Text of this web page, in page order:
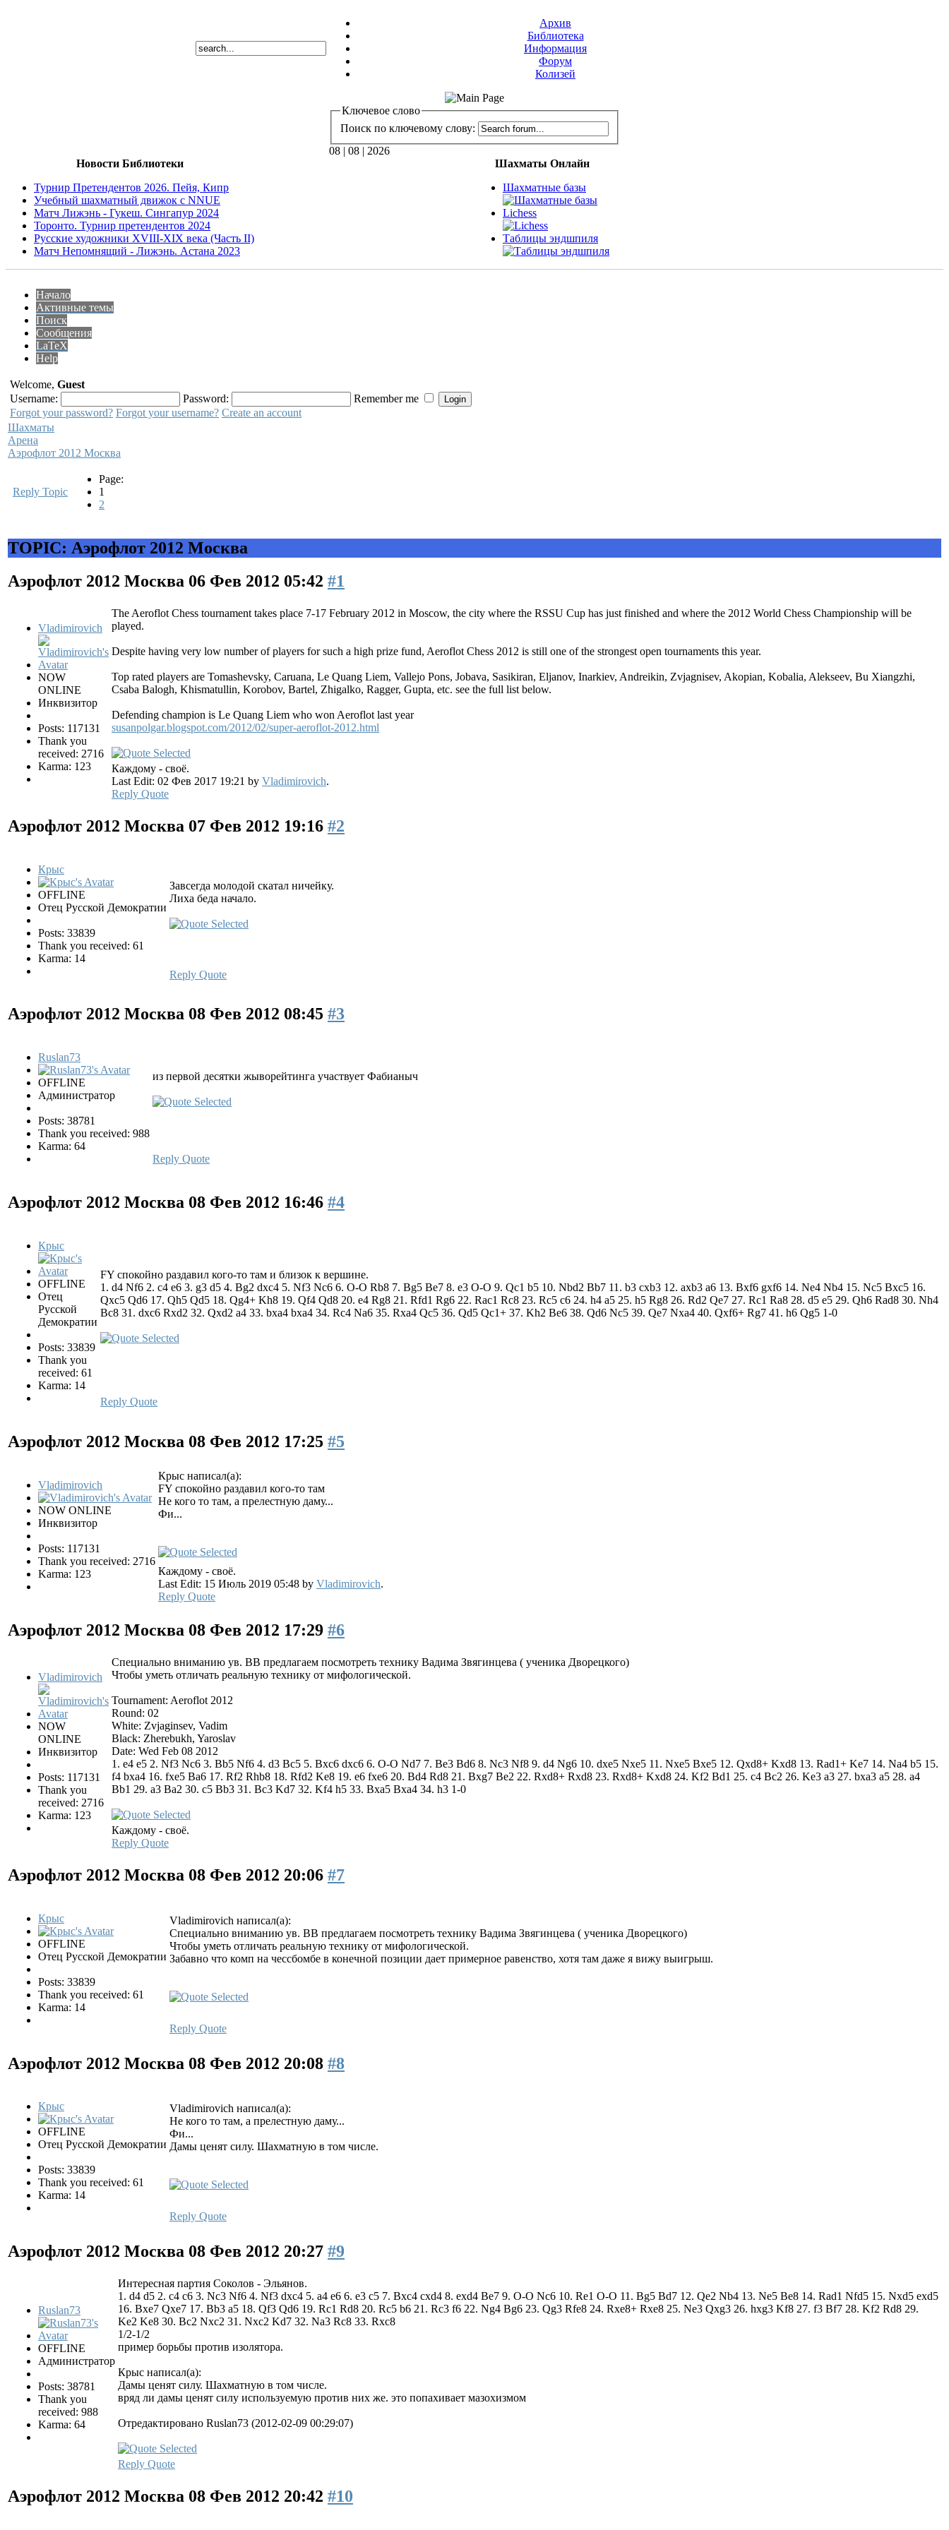
Архив
Библиотека
Информация
Форум
Колизей
Ключевое слово
Поиск по ключевому слову:
08 | 08 | 2026
Новости Библиотеки
Турнир Претендентов 2026. Пейя, Кипр
Учебный шахматный движок с NNUE
Матч Лижэнь - Гукеш. Сингапур 2024
Торонто. Турнир претендентов 2024
Русские художники XVIII-XIX века (Часть II)
Матч Непомнящий - Лижэнь. Астана 2023
Шахматы Онлайн
Шахматные базы
Lichess
Таблицы эндшпиля
Начало
Активные темы
Поиск
Сообщения
LaTeX
Help
Welcome, Guest
Username:
Password:
Remember me
Forgot your password? Forgot your username? Create an account
Шахматы
Арена
Аэрофлот 2012 Москва
Reply Topic
Page:
1
2
TOPIC: Аэрофлот 2012 Москва
Аэрофлот 2012 Москва 06 Фев 2012 05:42 #1
Vladimirovich
NOW
ONLINE
Инквизитор
Posts: 117131
Thank you
received: 2716
Karma: 123
The Aeroflot Chess tournament takes place 7-17 February 2012 in Moscow, the city where the RSSU Cup has just finished and where the 2012 World Chess Championship will be
played.
Despite having very low number of players for such a high prize fund, Aeroflot Chess 2012 is still one of the strongest open tournaments this year.
Top rated players are Tomashevsky, Caruana, Le Quang Liem, Vallejo Pons, Jobava, Sasikiran, Eljanov, Inarkiev, Andreikin, Zvjagnisev, Akopian, Kobalia, Alekseev, Bu Xiangzhi,
Csaba Balogh, Khismatullin, Korobov, Bartel, Zhigalko, Ragger, Gupta, etc. see the full list below.
Defending champion is Le Quang Liem who won Aeroflot last year
susanpolgar.blogspot.com/2012/02/super-aeroflot-2012.html
Каждому - своё.
Last Edit: 02 Фев 2017 19:21 by Vladimirovich.
Reply Quote
Аэрофлот 2012 Москва 07 Фев 2012 19:16 #2
Крыс
OFFLINE
Отец Русской Демократии
Posts: 33839
Thank you received: 61
Karma: 14
Завсегда молодой скатал ничейку.
Лиха беда начало.
Reply Quote
Аэрофлот 2012 Москва 08 Фев 2012 08:45 #3
Ruslan73
OFFLINE
Администратор
Posts: 38781
Thank you received: 988
Karma: 64
из первой десятки жыворейтинга участвует Фабианыч
Reply Quote
Аэрофлот 2012 Москва 08 Фев 2012 16:46 #4
Крыс
OFFLINE
Отец
Русской
Демократии
Posts: 33839
Thank you
received: 61
Karma: 14
FY спокойно раздавил кого-то там и близок к вершине.
1. d4 Nf6 2. c4 e6 3. g3 d5 4. Bg2 dxc4 5. Nf3 Nc6 6. O-O Rb8 7. Bg5 Be7 8. e3 O-O 9. Qc1 b5 10. Nbd2 Bb7 11. b3 cxb3 12. axb3 a6 13. Bxf6 gxf6 14. Ne4 Nb4 15. Nc5 Bxc5 16.
Qxc5 Qd6 17. Qh5 Qd5 18. Qg4+ Kh8 19. Qf4 Qd8 20. e4 Rg8 21. Rfd1 Rg6 22. Rac1 Rc8 23. Rc5 c6 24. h4 a5 25. h5 Rg8 26. Rd2 Qe7 27. Rc1 Ra8 28. d5 e5 29. Qh6 Rad8 30. Nh4
Bc8 31. dxc6 Rxd2 32. Qxd2 a4 33. bxa4 bxa4 34. Rc4 Na6 35. Rxa4 Qc5 36. Qd5 Qc1+ 37. Kh2 Be6 38. Qd6 Nc5 39. Qe7 Nxa4 40. Qxf6+ Rg7 41. h6 Qg5 1-0
Reply Quote
Аэрофлот 2012 Москва 08 Фев 2012 17:25 #5
Vladimirovich
NOW ONLINE
Инквизитор
Posts: 117131
Thank you received: 2716
Karma: 123
Крыс написал(а):
FY спокойно раздавил кого-то там
Не кого то там, а прелестную даму...
Фи...
Каждому - своё.
Last Edit: 15 Июль 2019 05:48 by Vladimirovich.
Reply Quote
Аэрофлот 2012 Москва 08 Фев 2012 17:29 #6
Vladimirovich
NOW
ONLINE
Инквизитор
Posts: 117131
Thank you
received: 2716
Karma: 123
Специально вниманию ув. ВВ предлагаем посмотреть технику Вадима Звягинцева ( ученика Дворецкого)
Чтобы уметь отличать реальную технику от мифологической.
Tournament: Aeroflot 2012
Round: 02
White: Zvjaginsev, Vadim
Black: Zherebukh, Yaroslav
Date: Wed Feb 08 2012
1. e4 e5 2. Nf3 Nc6 3. Bb5 Nf6 4. d3 Bc5 5. Bxc6 dxc6 6. O-O Nd7 7. Be3 Bd6 8. Nc3 Nf8 9. d4 Ng6 10. dxe5 Nxe5 11. Nxe5 Bxe5 12. Qxd8+ Kxd8 13. Rad1+ Ke7 14. Na4 b5 15.
f4 bxa4 16. fxe5 Ba6 17. Rf2 Rhb8 18. Rfd2 Ke8 19. e6 fxe6 20. Bd4 Rd8 21. Bxg7 Be2 22. Rxd8+ Rxd8 23. Rxd8+ Kxd8 24. Kf2 Bd1 25. c4 Bc2 26. Ke3 a3 27. bxa3 a5 28. a4
Bb1 29. a3 Ba2 30. c5 Bb3 31. Bc3 Kd7 32. Kf4 h5 33. Bxa5 Bxa4 34. h3 1-0
Каждому - своё.
Reply Quote
Аэрофлот 2012 Москва 08 Фев 2012 20:06 #7
Крыс
OFFLINE
Отец Русской Демократии
Posts: 33839
Thank you received: 61
Karma: 14
Vladimirovich написал(а):
Специально вниманию ув. ВВ предлагаем посмотреть технику Вадима Звягинцева ( ученика Дворецкого)
Чтобы уметь отличать реальную технику от мифологической.
Забавно что комп на чессбомбе в конечной позиции дает примерное равенство, хотя там даже я вижу выигрыш.
Reply Quote
Аэрофлот 2012 Москва 08 Фев 2012 20:08 #8
Крыс
OFFLINE
Отец Русской Демократии
Posts: 33839
Thank you received: 61
Karma: 14
Vladimirovich написал(а):
Не кого то там, а прелестную даму...
Фи...
Дамы ценят силу. Шахматную в том числе.
Reply Quote
Аэрофлот 2012 Москва 08 Фев 2012 20:27 #9
Ruslan73
OFFLINE
Администратор
Posts: 38781
Thank you
received: 988
Karma: 64
Интересная партия Соколов - Эльянов.
1. d4 d5 2. c4 c6 3. Nc3 Nf6 4. Nf3 dxc4 5. a4 e6 6. e3 c5 7. Bxc4 cxd4 8. exd4 Be7 9. O-O Nc6 10. Re1 O-O 11. Bg5 Bd7 12. Qe2 Nb4 13. Ne5 Be8 14. Rad1 Nfd5 15. Nxd5 exd5
16. Bxe7 Qxe7 17. Bb3 a5 18. Qf3 Qd6 19. Rc1 Rd8 20. Rc5 b6 21. Rc3 f6 22. Ng4 Bg6 23. Qg3 Rfe8 24. Rxe8+ Rxe8 25. Ne3 Qxg3 26. hxg3 Kf8 27. f3 Bf7 28. Kf2 Rd8 29.
Ke2 Ke8 30. Bc2 Nxc2 31. Nxc2 Kd7 32. Na3 Rc8 33. Rxc8
1/2-1/2
пример борьбы против изолятора.
Крыс написал(а):
Дамы ценят силу. Шахматную в том числе.
вряд ли дамы ценят силу используемую против них же. это попахивает мазохизмом
Отредактировано Ruslan73 (2012-02-09 00:29:07)
Reply Quote
Аэрофлот 2012 Москва 08 Фев 2012 20:42 #10